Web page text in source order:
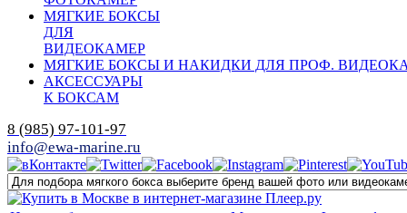
МЯГКИЕ БОКСЫ
ДЛЯ
ВИДЕОКАМЕР
МЯГКИЕ БОКСЫ И НАКИДКИ ДЛЯ ПРОФ.
АКСЕССУАРЫ
К БОКСАМ
8 (985) 97-101-97
info@ewa-marine.ru